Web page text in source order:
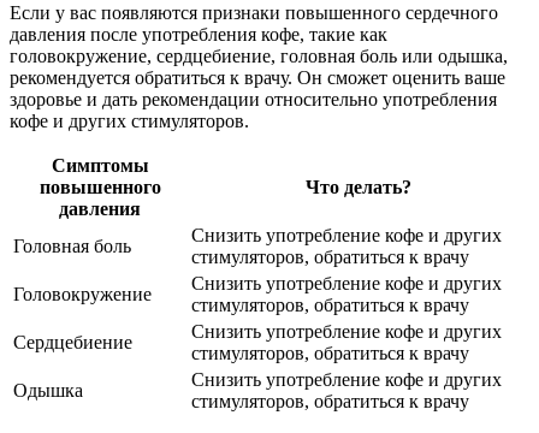
Если у вас появляются признаки повышенного сердечного
давления после употребления кофе, такие как
головокружение, сердцебиение, головная боль или одышка,
рекомендуется обратиться к врачу. Он сможет оценить ваше
здоровье и дать рекомендации относительно употребления
кофе и других стимуляторов.
Симптомы
повышенного
давления
Что делать?
Головная боль
Снизить употребление кофе и других
стимуляторов, обратиться к врачу
Головокружение
Снизить употребление кофе и других
стимуляторов, обратиться к врачу
Сердцебиение
Снизить употребление кофе и других
стимуляторов, обратиться к врачу
Одышка
Снизить употребление кофе и других
стимуляторов, обратиться к врачу